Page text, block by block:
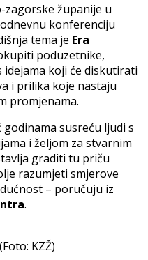
zagorske županije u
konferenciju
tema je Era
poduzetnike,
koji će diskutirati
i prilika koje nastaju
promjenama.
susreću ljudi s
i željom za stvarnim
graditi tu priču
razumjeti smjerove
– poručuju iz
.
KZŽ)